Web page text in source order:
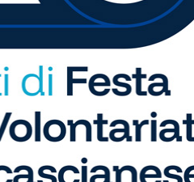
Calcio
Il Grassina vola in Serie D. E arrivano
subito i complimenti dell’Antella: “Un